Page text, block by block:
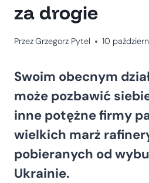
za drogie
PrzezGrzegorz Pytel 10
Swoim obecnym
może pozbawić
inne potężne firmy
wielkich marż
pobieranych od
Ukrainie.